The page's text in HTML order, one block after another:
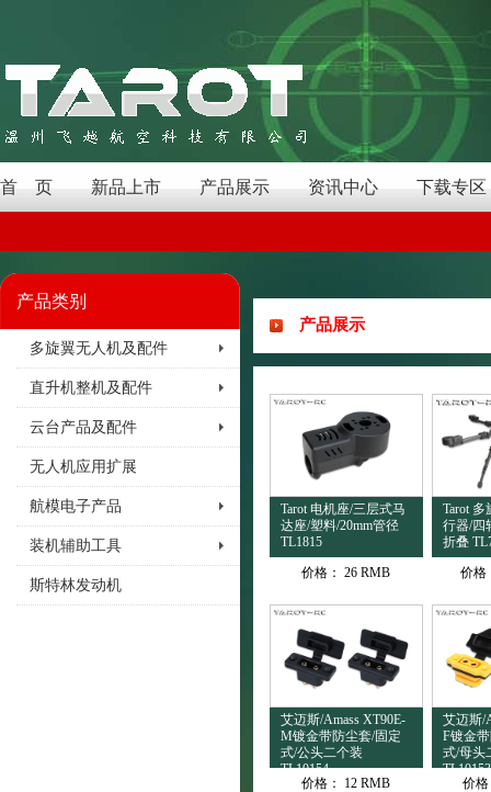
首 页 新品上市 产品展示 资讯中心 下载专区
产品类别
多旋翼无人机及配件
直升机整机及配件
云台产品及配件
无人机应用扩展
航模电子产品
装机辅助工具
斯特林发动机
产品展示
Tarot 电机座/三层式马
达座/塑料/20mm管径
TL1815
价格： 26 RMB
Tarot
行器/四
折叠
价格
艾迈斯/Amass XT90E-
M镀金带防尘套/固定
式/公头二个装
TL10154
价格：
12 RMB
艾迈斯/
F镀金
式/母头
TL10153
价